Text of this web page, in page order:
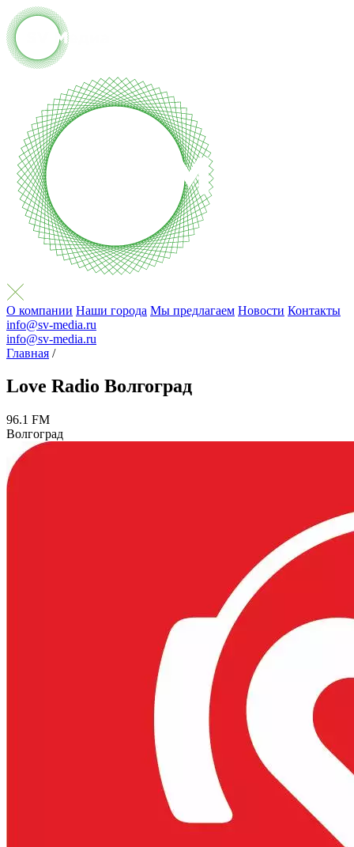
О компании Наши города Мы предлагаем Новости Контакты
info@sv-media.ru
info@sv-media.ru
Главная /
Love Radio Волгоград
96.1 FM
Волгоград